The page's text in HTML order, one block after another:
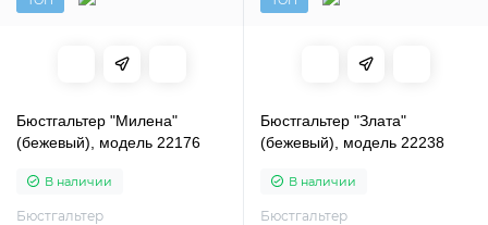
Бюстгальтер "Милена"
(бежевый), модель 22176
В наличии
Бюстгальтер
Бюстгальтер "Злата"
(бежевый), модель 22238
В наличии
Бюстгальтер